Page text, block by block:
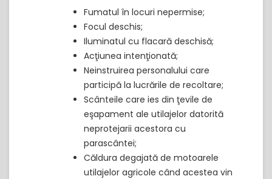
Fumatul în locuri nepermise;
Focul deschis;
Iluminatul cu flacară deschisă;
Acţiunea intenţionată;
Neinstruirea personalului care
participă la lucrările de recoltare;
Scânteile care ies din ţevile de
eşapament ale utilajelor datorită
neprotejarii acestora cu
parascântei;
Căldura degajată de motoarele
utilajelor agricole când acestea vin